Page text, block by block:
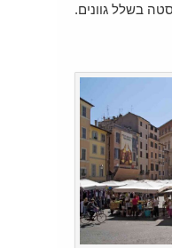
בשלל גוונים.